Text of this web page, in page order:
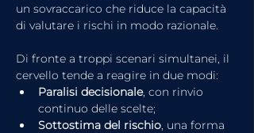
un sovraccarico che riduce la capacità
di valutare i rischi in modo razionale.
Di fronte a troppi scenari simultanei, il
cervello tende a reagire in due modi:
Paralisi decisionale, con rinvio
continuo delle scelte;
Sottostima del rischio , una forma